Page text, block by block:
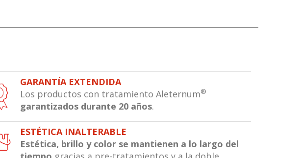
GARANTÍA EXTENDIDA
Los productos con tratamiento Aleternum®
garantizados durante 20 años.
ESTÉTICA INALTERABLE
Estética, brillo y color se mantienen a lo largo del